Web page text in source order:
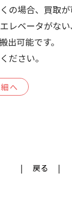
の場合、買取が
レベータがな
出可能です。
ださい。
へ
戻る